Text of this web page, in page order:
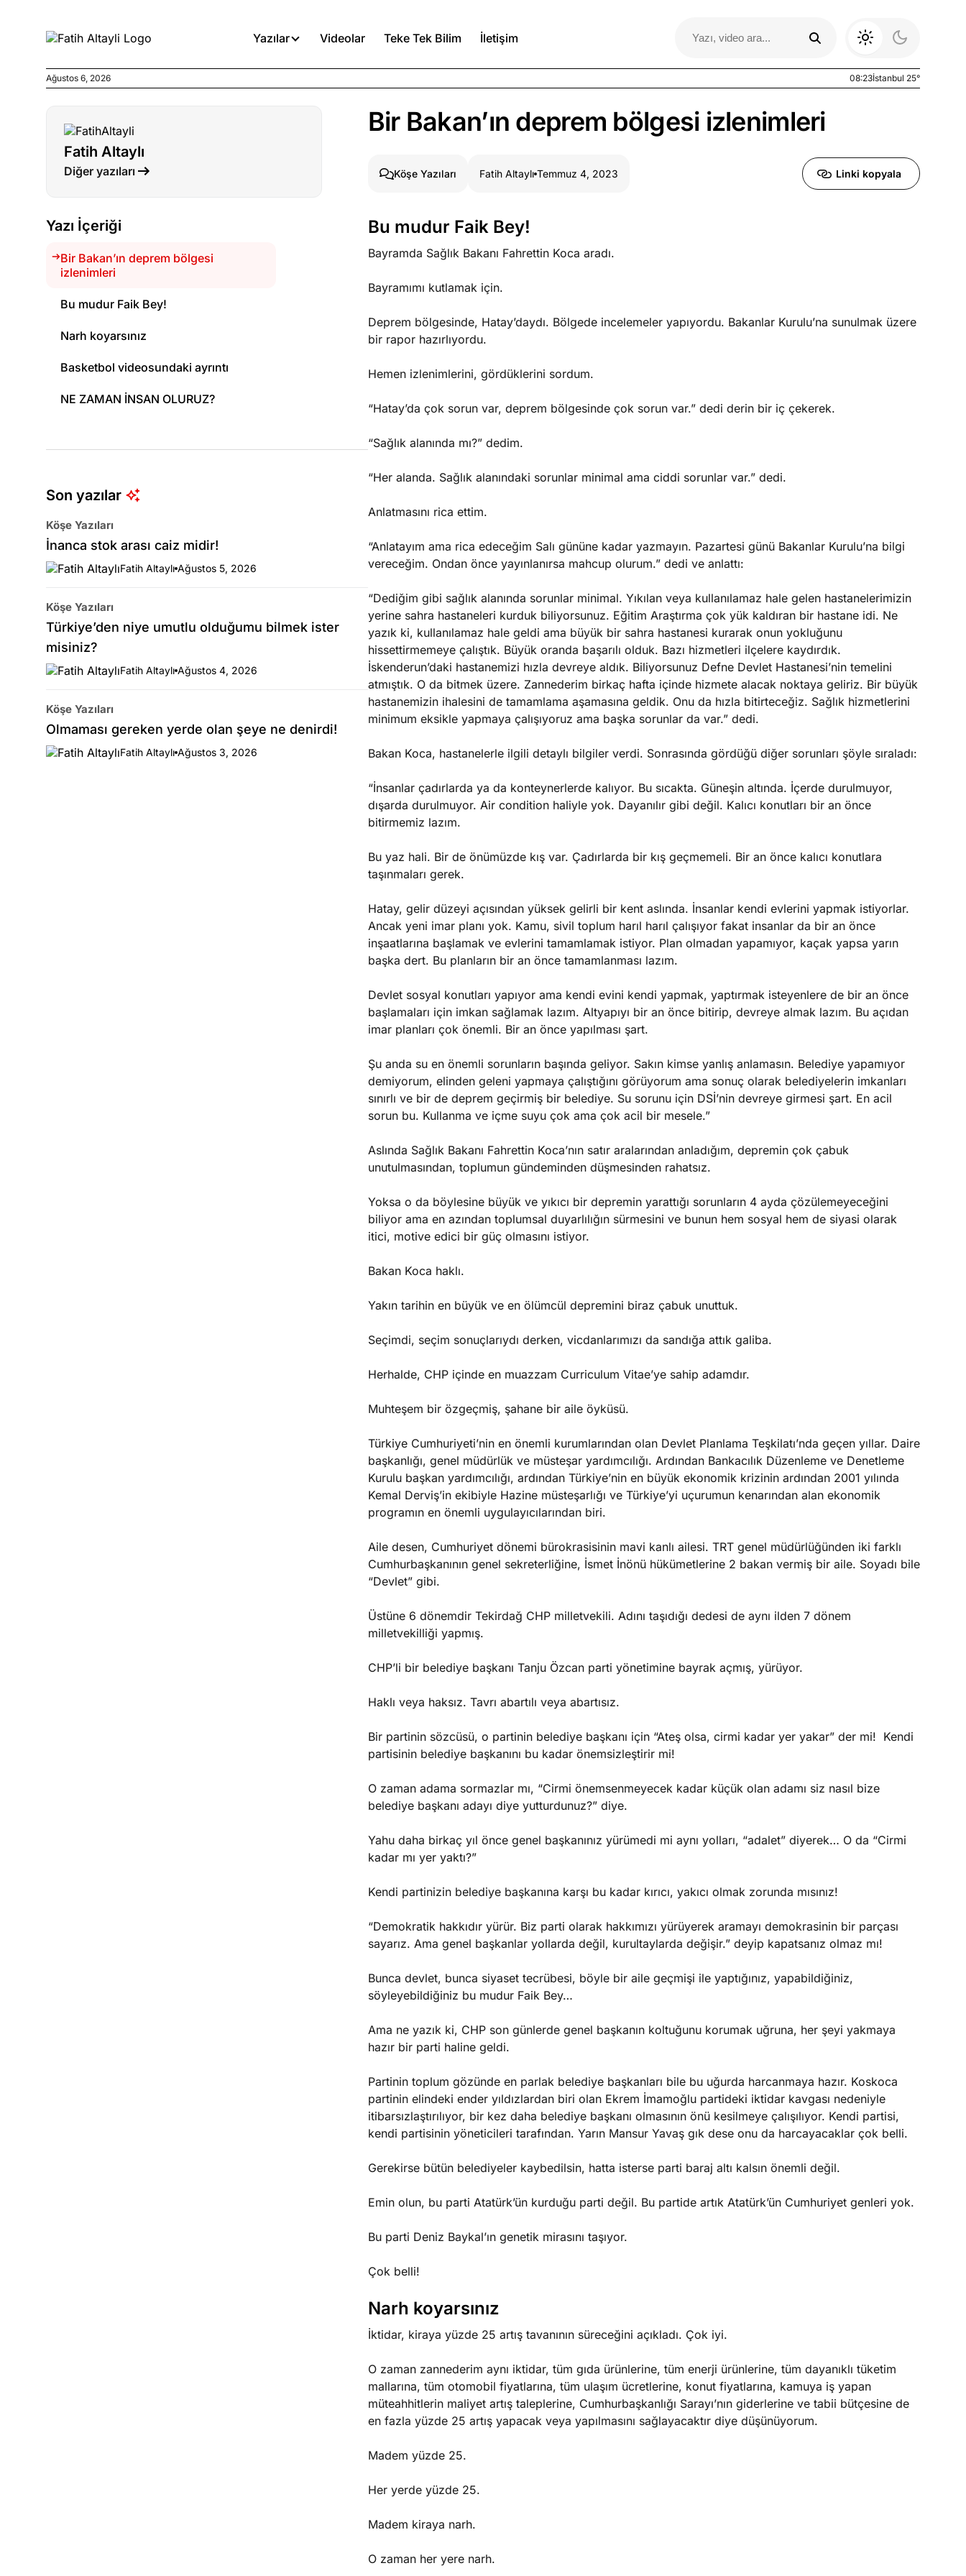
Yazılar Videolar Teke Tek Bilim İletişim
Ağustos 5, 2026
Türkiye’den niye umutlu olduğumu bilmek
Ağustos 3, 2026
Olmaması gereken yerde olan şeye ne
Köşe Yazıları Spor Yazıları
Ağustos 6, 2026 08:23İstanbul 25°
Fatih Altaylı
Diğer yazıları
Yazı İçeriği
Bir Bakan’ın deprem bölgesi
izlenimleri
Bu mudur Faik Bey!
Narh koyarsınız
Basketbol videosundaki ayrıntı
NE ZAMAN İNSAN OLURUZ?
Son yazılar
Köşe Yazıları
İnanca stok arası caiz midir!
Fatih Altaylı Ağustos 5, 2026
Köşe Yazıları
Türkiye’den niye umutlu olduğumu bilmek ister
misiniz?
Fatih Altaylı Ağustos 4, 2026
Köşe Yazıları
Olmaması gereken yerde olan şeye ne denirdi!
Fatih Altaylı Ağustos 3, 2026
Bir Bakan’ın deprem bölgesi izlenimleri
Köşe Yazıları Fatih Altaylı Temmuz 4, 2023 Linki kopyala
Bu mudur Faik Bey!
Bayramda Sağlık Bakanı Fahrettin Koca aradı.
Bayramımı kutlamak için.
Deprem bölgesinde, Hatay’daydı. Bölgede incelemeler yapıyordu. Bakanlar Kurulu’na sunulmak üzere
bir rapor hazırlıyordu.
Hemen izlenimlerini, gördüklerini sordum.
“Hatay’da çok sorun var, deprem bölgesinde çok sorun var.” dedi derin bir iç çekerek.
“Sağlık alanında mı?” dedim.
“Her alanda. Sağlık alanındaki sorunlar minimal ama ciddi sorunlar var.” dedi.
Anlatmasını rica ettim.
“Anlatayım ama rica edeceğim Salı gününe kadar yazmayın. Pazartesi günü Bakanlar Kurulu’na bilgi
vereceğim. Ondan önce yayınlanırsa mahcup olurum.” dedi ve anlattı:
“Dediğim gibi sağlık alanında sorunlar minimal. Yıkılan veya kullanılamaz hale gelen hastanelerimizin
yerine sahra hastaneleri kurduk biliyorsunuz. Eğitim Araştırma çok yük kaldıran bir hastane idi. Ne
yazık ki, kullanılamaz hale geldi ama büyük bir sahra hastanesi kurarak onun yokluğunu
hissettirmemeye çalıştık. Büyük oranda başarılı olduk. Bazı hizmetleri ilçelere kaydırdık.
İskenderun’daki hastanemizi hızla devreye aldık. Biliyorsunuz Defne Devlet Hastanesi’nin temelini
atmıştık. O da bitmek üzere. Zannederim birkaç hafta içinde hizmete alacak noktaya geliriz. Bir büyük
hastanemizin ihalesini de tamamlama aşamasına geldik. Onu da hızla bitirteceğiz. Sağlık hizmetlerini
minimum eksikle yapmaya çalışıyoruz ama başka sorunlar da var.” dedi.
Bakan Koca, hastanelerle ilgili detaylı bilgiler verdi. Sonrasında gördüğü diğer sorunları şöyle sıraladı:
“İnsanlar çadırlarda ya da konteynerlerde kalıyor. Bu sıcakta. Güneşin altında. İçerde durulmuyor,
dışarda durulmuyor. Air condition haliyle yok. Dayanılır gibi değil. Kalıcı konutları bir an önce
bitirmemiz lazım.
Bu yaz hali. Bir de önümüzde kış var. Çadırlarda bir kış geçmemeli. Bir an önce kalıcı konutlara
taşınmaları gerek.
Hatay, gelir düzeyi açısından yüksek gelirli bir kent aslında. İnsanlar kendi evlerini yapmak istiyorlar.
Ancak yeni imar planı yok. Kamu, sivil toplum harıl harıl çalışıyor fakat insanlar da bir an önce
inşaatlarına başlamak ve evlerini tamamlamak istiyor. Plan olmadan yapamıyor, kaçak yapsa yarın
başka dert. Bu planların bir an önce tamamlanması lazım.
Devlet sosyal konutları yapıyor ama kendi evini kendi yapmak, yaptırmak isteyenlere de bir an önce
başlamaları için imkan sağlamak lazım. Altyapıyı bir an önce bitirip, devreye almak lazım. Bu açıdan
imar planları çok önemli. Bir an önce yapılması şart.
Şu anda su en önemli sorunların başında geliyor. Sakın kimse yanlış anlamasın. Belediye yapamıyor
demiyorum, elinden geleni yapmaya çalıştığını görüyorum ama sonuç olarak belediyelerin imkanları
sınırlı ve bir de deprem geçirmiş bir belediye. Su sorunu için DSİ’nin devreye girmesi şart. En acil
sorun bu. Kullanma ve içme suyu çok ama çok acil bir mesele.”
Aslında Sağlık Bakanı Fahrettin Koca’nın satır aralarından anladığım, depremin çok çabuk
unutulmasından, toplumun gündeminden düşmesinden rahatsız.
Yoksa o da böylesine büyük ve yıkıcı bir depremin yarattığı sorunların 4 ayda çözülemeyeceğini
biliyor ama en azından toplumsal duyarlılığın sürmesini ve bunun hem sosyal hem de siyasi olarak
itici, motive edici bir güç olmasını istiyor.
Bakan Koca haklı.
Yakın tarihin en büyük ve en ölümcül depremini biraz çabuk unuttuk.
Seçimdi, seçim sonuçlarıydı derken, vicdanlarımızı da sandığa attık galiba.
Herhalde, CHP içinde en muazzam Curriculum Vitae’ye sahip adamdır.
Muhteşem bir özgeçmiş, şahane bir aile öyküsü.
Türkiye Cumhuriyeti’nin en önemli kurumlarından olan Devlet Planlama Teşkilatı’nda geçen yıllar. Daire
başkanlığı, genel müdürlük ve müsteşar yardımcılığı. Ardından Bankacılık Düzenleme ve Denetleme
Kurulu başkan yardımcılığı, ardından Türkiye’nin en büyük ekonomik krizinin ardından 2001 yılında
Kemal Derviş’in ekibiyle Hazine müsteşarlığı ve Türkiye’yi uçurumun kenarından alan ekonomik
programın en önemli uygulayıcılarından biri.
Aile desen, Cumhuriyet dönemi bürokrasisinin mavi kanlı ailesi. TRT genel müdürlüğünden iki farklı
Cumhurbaşkanının genel sekreterliğine, İsmet İnönü hükümetlerine 2 bakan vermiş bir aile. Soyadı bile
“Devlet” gibi.
Üstüne 6 dönemdir Tekirdağ CHP milletvekili. Adını taşıdığı dedesi de aynı ilden 7 dönem
milletvekilliği yapmış.
CHP’li bir belediye başkanı Tanju Özcan parti yönetimine bayrak açmış, yürüyor.
Haklı veya haksız. Tavrı abartılı veya abartısız.
Bir partinin sözcüsü, o partinin belediye başkanı için “Ateş olsa, cirmi kadar yer yakar” der mi! Kendi
partisinin belediye başkanını bu kadar önemsizleştirir mi!
O zaman adama sormazlar mı, “Cirmi önemsenmeyecek kadar küçük olan adamı siz nasıl bize
belediye başkanı adayı diye yutturdunuz?” diye.
Yahu daha birkaç yıl önce genel başkanınız yürümedi mi aynı yolları, “adalet” diyerek… O da “Cirmi
kadar mı yer yaktı?”
Kendi partinizin belediye başkanına karşı bu kadar kırıcı, yakıcı olmak zorunda mısınız!
“Demokratik hakkıdır yürür. Biz parti olarak hakkımızı yürüyerek aramayı demokrasinin bir parçası
sayarız. Ama genel başkanlar yollarda değil, kurultaylarda değişir.” deyip kapatsanız olmaz mı!
Bunca devlet, bunca siyaset tecrübesi, böyle bir aile geçmişi ile yaptığınız, yapabildiğiniz,
söyleyebildiğiniz bu mudur Faik Bey…
Ama ne yazık ki, CHP son günlerde genel başkanın koltuğunu korumak uğruna, her şeyi yakmaya
hazır bir parti haline geldi.
Partinin toplum gözünde en parlak belediye başkanları bile bu uğurda harcanmaya hazır. Koskoca
partinin elindeki ender yıldızlardan biri olan Ekrem İmamoğlu partideki iktidar kavgası nedeniyle
itibarsızlaştırılıyor, bir kez daha belediye başkanı olmasının önü kesilmeye çalışılıyor. Kendi partisi,
kendi partisinin yöneticileri tarafından. Yarın Mansur Yavaş gık dese onu da harcayacaklar çok belli.
Gerekirse bütün belediyeler kaybedilsin, hatta isterse parti baraj altı kalsın önemli değil.
Emin olun, bu parti Atatürk’ün kurduğu parti değil. Bu partide artık Atatürk’ün Cumhuriyet genleri yok.
Bu parti Deniz Baykal’ın genetik mirasını taşıyor.
Çok belli!
Narh koyarsınız
İktidar, kiraya yüzde 25 artış tavanının süreceğini açıkladı. Çok iyi.
O zaman zannederim aynı iktidar, tüm gıda ürünlerine, tüm enerji ürünlerine, tüm dayanıklı tüketim
mallarına, tüm otomobil fiyatlarına, tüm ulaşım ücretlerine, konut fiyatlarına, kamuya iş yapan
müteahhitlerin maliyet artış taleplerine, Cumhurbaşkanlığı Sarayı’nın giderlerine ve tabii bütçesine de
en fazla yüzde 25 artış yapacak veya yapılmasını sağlayacaktır diye düşünüyorum.
Madem yüzde 25.
Her yerde yüzde 25.
Madem kiraya narh.
O zaman her yere narh.